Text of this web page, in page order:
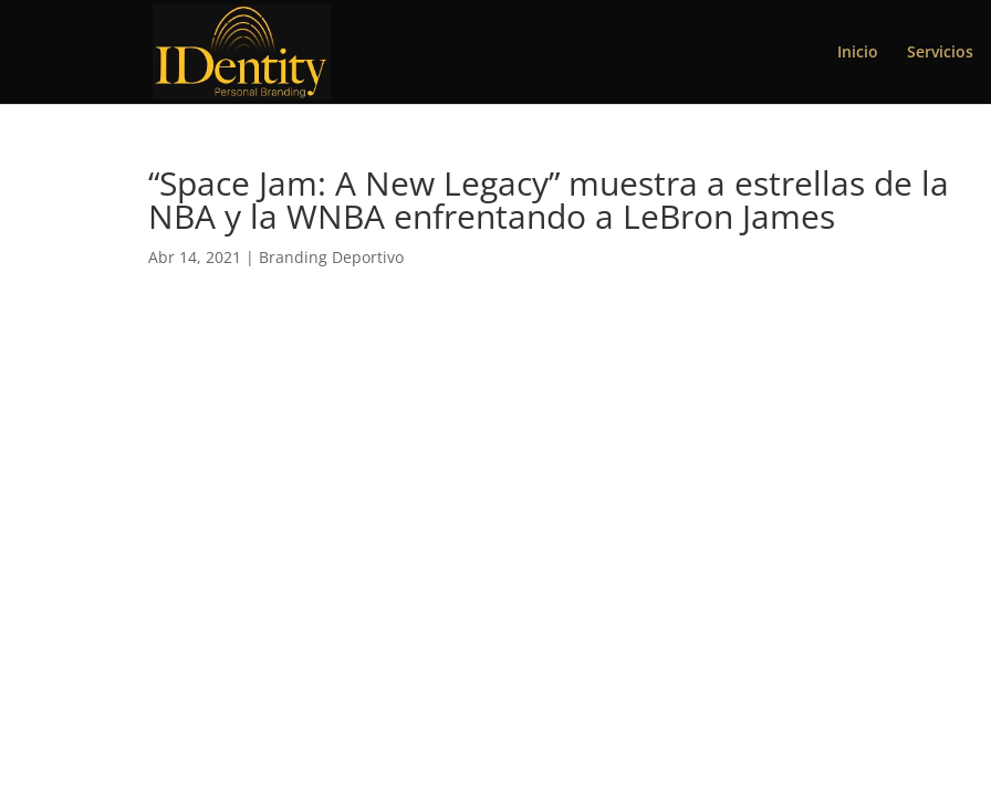
Inicio Servicios
“Space Jam: A New Legacy” muestra a estrellas de la
NBA y la WNBA enfrentando a LeBron James
Abr 14, 2021 | Branding Deportivo